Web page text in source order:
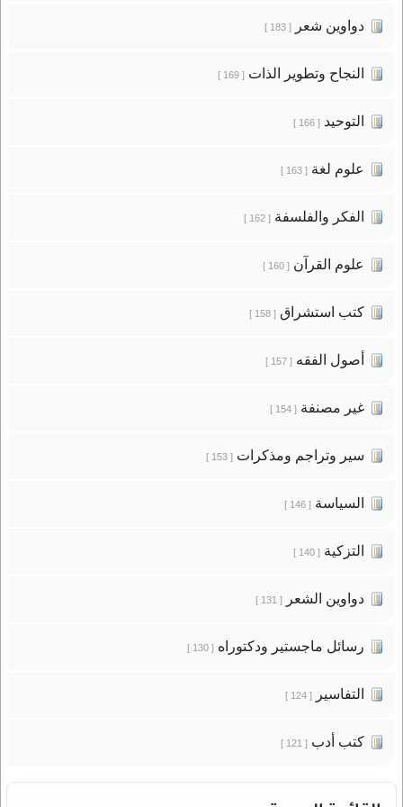
دواوين شعر[ 183 ]
النجاح وتطوير الذات[ 169 ]
التوحيد[ 166 ]
علوم لغة[ 163 ]
الفكر والفلسفة[ 162 ]
علوم القرآن[ 160 ]
كتب استشراق[ 158 ]
أصول الفقه[ 157 ]
غير مصنفة[ 154 ]
سير وتراجم ومذكرات[ 153 ]
السياسة[ 146 ]
التزكية[ 140 ]
دواوين الشعر[ 131 ]
رسائل ماجستير ودكتوراه[ 130 ]
التفاسير[ 124 ]
كتب أدب[ 121 ]